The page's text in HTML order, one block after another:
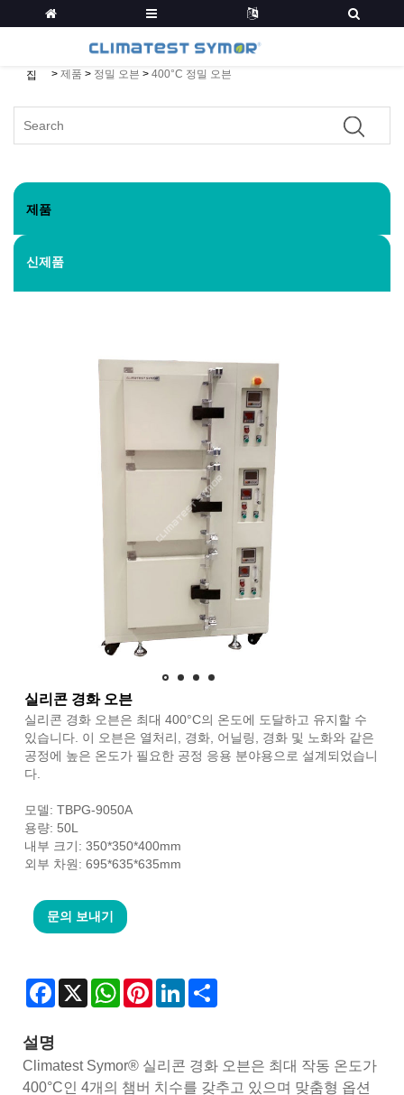
집 > 제품 > 정밀 오븐 > 400°C 정밀 오븐
제품
신제품
실리콘 경화 오븐
실리콘 경화 오븐은 최대 400°C의 온도에 도달하고 유지할 수
있습니다. 이 오븐은 열처리, 경화, 어닐링, 경화 및 노화와 같은
공정에 높은 온도가 필요한 공정 응용 분야용으로 설계되었습니
다.
모델: TBPG-9050A
용량: 50L
내부 크기: 350*350*400mm
외부 차원: 695*635*635mm
문의 보내기
Facebook
X WhatsAppPinterestLinkedIn
설명
Climatest Symor® 실리콘 경화 오븐은 최대 작동 온도가
400°C인 4개의 챔버 치수를 갖추고 있으며 맞춤형 옵션